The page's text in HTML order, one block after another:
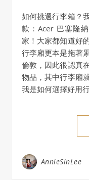
如何挑選行李箱？我最近真的是尋尋覓覓好久才找到這
款：Acer 巴塞隆
家！大家都知道好
行李廂更本是拖著
倫敦，因此很認真
物品，其中行李廂
我是如何選擇好用
AnnieSinLee